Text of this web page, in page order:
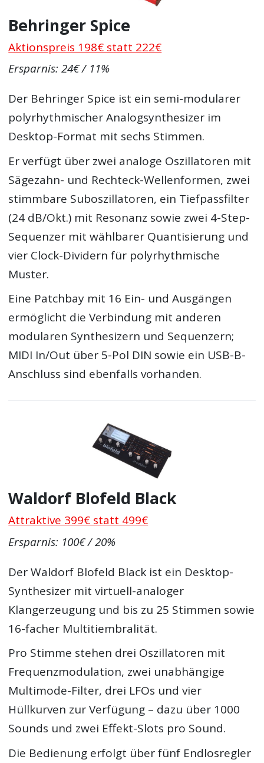
Behringer Spice
Aktionspreis 198€ statt 222€
Ersparnis: 24€ / 11%
Der Behringer Spice ist ein semi-modularer
polyrhythmischer Analogsynthesizer im
Desktop-Format mit sechs Stimmen.
Er verfügt über zwei analoge Oszillatoren mit
Sägezahn- und Rechteck-Wellenformen, zwei
stimmbare Suboszillatoren, ein Tiefpassfilter
(24 dB/Okt.) mit Resonanz sowie zwei 4-Step-
Sequenzer mit wählbarer Quantisierung und
vier Clock-Dividern für polyrhythmische
Muster.
Eine Patchbay mit 16 Ein- und Ausgängen
ermöglicht die Verbindung mit anderen
modularen Synthesizern und Sequenzern;
MIDI In/Out über 5-Pol DIN sowie ein USB-B-
Anschluss sind ebenfalls vorhanden.
Waldorf Blofeld Black
Attraktive 399€ statt 499€
Ersparnis: 100€ / 20%
Der Waldorf Blofeld Black ist ein Desktop-
Synthesizer mit virtuell-analoger
Klangerzeugung und bis zu 25 Stimmen sowie
16-facher Multitiembralität.
Pro Stimme stehen drei Oszillatoren mit
Frequenzmodulation, zwei unabhängige
Multimode-Filter, drei LFOs und vier
Hüllkurven zur Verfügung – dazu über 1000
Sounds und zwei Effekt-Slots pro Sound.
Die Bedienung erfolgt über fünf Endlosregler